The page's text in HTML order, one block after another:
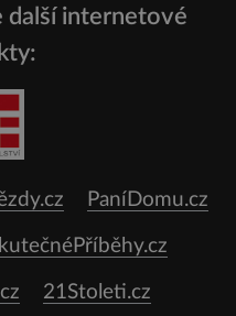
další internetové
PaníDomu.cz
21Stoleti.cz